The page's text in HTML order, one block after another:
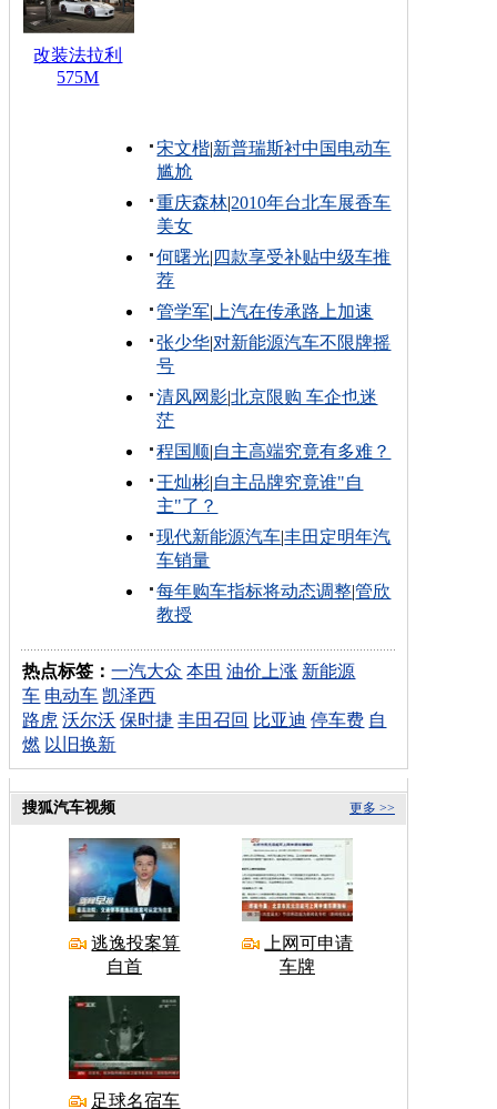
改装法拉利
575M
宋文楷|新普瑞斯衬中国电动车
尴尬
重庆森林|2010年台北车展香车
美女
何曙光| 四款享受补贴中级车推
荐
管学军| 上汽在传承路上加速
张少华|对新能源汽车不限牌摇
号
清风网影|北京限购 车企也迷
茫
程国顺|自主高端究竟有多难？
王灿彬|自主品牌究竟谁"自
主"了？
现代新能源汽车|丰田定明年汽
车销量
每年购车指标将动态调整|管欣
教授
热点标签：一汽大众 本田 油价上涨 新能源
车 电动车 凯泽西
路虎 沃尔沃 保时捷 丰田召回 比亚迪 停车费 自
燃 以旧换新
更多 >>
搜狐汽车视频
逃逸投案算
自首
上网可申请
车牌
足球名宿车